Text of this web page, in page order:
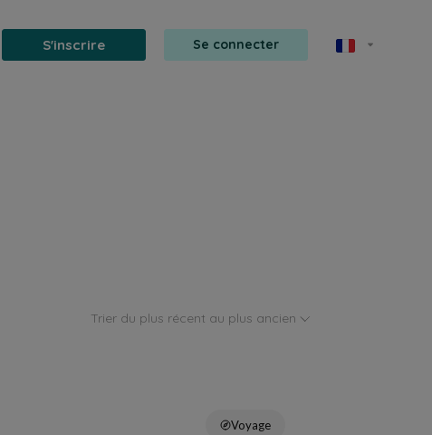
S'inscrire Se connecter
Trier du plus récent au plus ancien
Voyage